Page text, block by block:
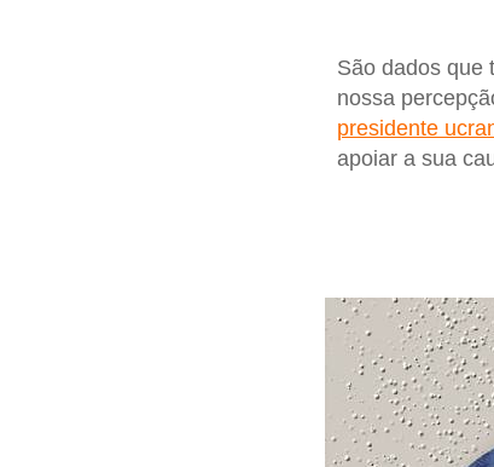
São dados que
nossa
presidente
apoiar a sua